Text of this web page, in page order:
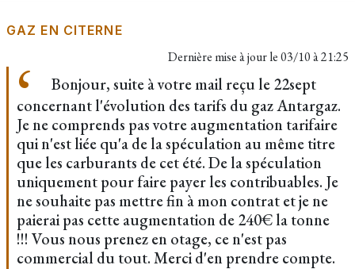
GAZ EN CITERNE
Dernière mise à jour le03/10 à 21:25
Bonjour, suite à votre mail reçu le 22sept
concernant l'évolution des tarifs du gaz Antargaz.
Je ne comprends pas votre augmentation tarifaire
qui n'est liée qu'a de la spéculation au même titre
que les carburants de cet été. De la spéculation
uniquement pour faire payer les contribuables. Je
ne souhaite pas mettre fin à mon contrat et je ne
paierai pas cette augmentation de 240€ la tonne
!!! Vous nous prenez en otage, ce n'est pas
commercial du tout. Merci d'en prendre compte.